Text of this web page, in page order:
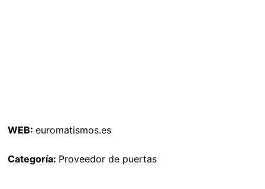
WEB: euromatismos.es
Categoría: Proveedor de puertas